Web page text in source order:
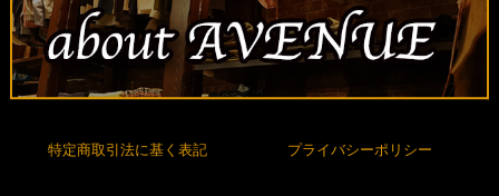
特定商取引法に基く表記 プライバシーポリシー